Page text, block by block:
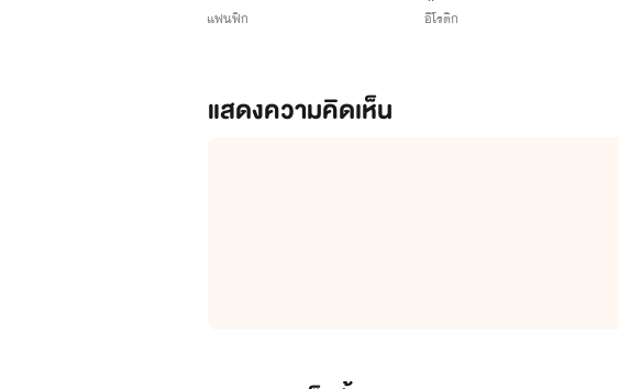
แฟนฟิก
อีโรติก
แสดงความคิดเห็น